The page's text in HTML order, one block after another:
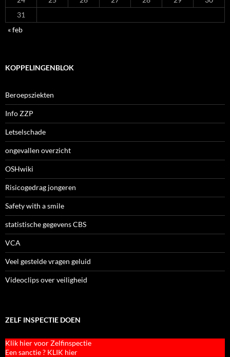
31
« feb
KOPPELINGENBLOK
Beroepsziekten
Info ZZP
Letselschade
ongevallen overzicht
OSHwiki
Risicogedrag jongeren
Safety with a smile
statistische gegevens CBS
VCA
Veel gestelde vragen geluid
Videoclips over veiligheid
ZELF INSPECTIE DOEN
Klik hier voor Zelfinspectie
Een sanctie ? KLIK hier